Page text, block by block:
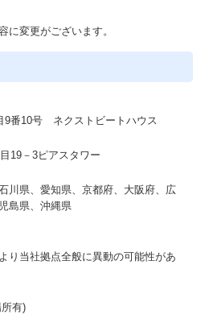
テム
及びレポート
か】
において、解決すべき課題は山積み
クフォース）の減少は取り組むべき
には、子供を持つ世代が安心して保
必要ですが、実際の保育業界では保
生しています。
人の中で、50%以上が保育士として
に変更がございます。
9番10号 ネクストビートハウス
19－3ピアスタワー
川県、愛知県、京都府、大阪府、広
島県、沖縄県
り当社拠点全般に異動の可能性があ
有)